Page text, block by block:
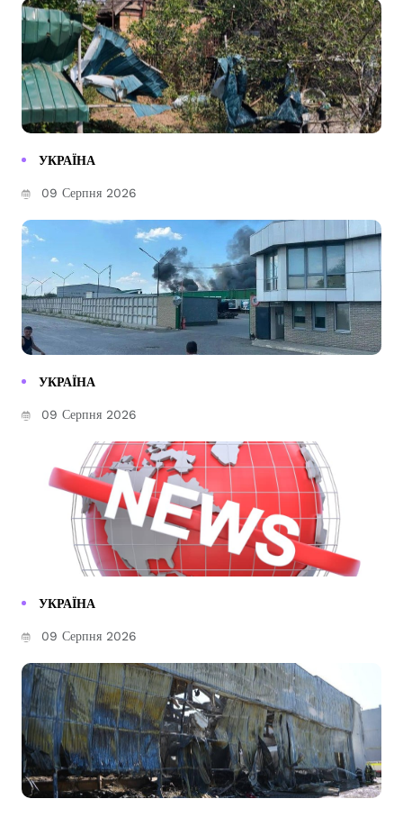
УКРАЇНА
09 Серпня 2026
УКРАЇНА
09 Серпня 2026
УКРАЇНА
09 Серпня 2026